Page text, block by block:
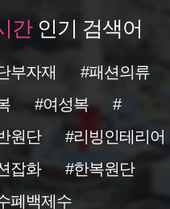
간인기 검색어
부자재
#패션의류
#여성복
#
원단
#리빙인테리어
잡화
#한복원단
폐백제수